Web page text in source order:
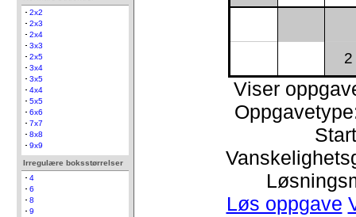
2x2
2x3
2x4
3x3
2x5
3x4
3x5
4x4
5x5
6x6
7x7
8x8
9x9
Irregulære boksstørrelser
4
6
8
9
2
Viser
Løs oppgave